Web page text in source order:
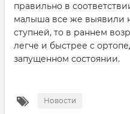
правильно в
малыша все же выявили
ступней, то в раннем
легче и быстрее с
запущенном состоянии.
Новости